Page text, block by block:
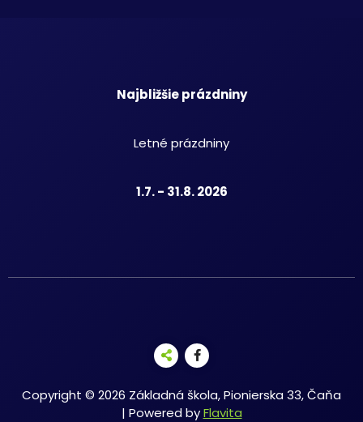
Najbližšie prázdniny
Letné prázdniny
1.7. - 31.8. 2026
Copyright © 2026 Základná škola, Pionierska 33, Čaňa
| Powered byFlavita